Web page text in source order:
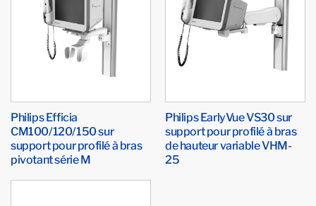
Philips Efficia
CM100/120/150 sur
support pour profilé à bras
pivotant série M
Philips EarlyVue VS30 sur
support pour profilé à bras
de hauteur variable VHM-
25